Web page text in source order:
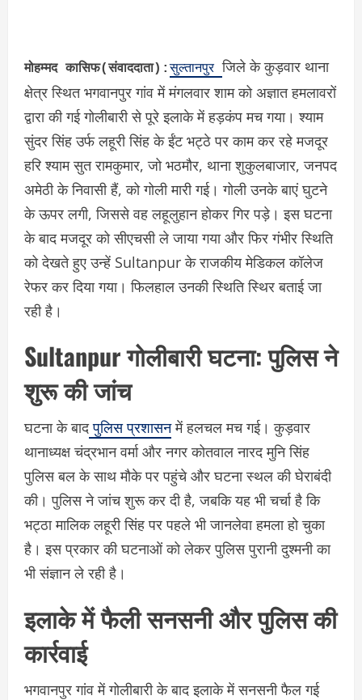
मोहम्मद कासिफ(संवाददाता):सुल्तानपुरजिले के कुड़वार थाना
क्षेत्र स्थित भगवानपुर गांव में मंगलवार शाम को अज्ञात हमलावरों
द्वारा की गई गोलीबारी से पूरे इलाके में हड़कंप मच गया। श्याम
सुंदर सिंह उर्फ लहूरी सिंह के ईंट भट्ठे पर काम कर रहे मजदूर
हरि श्याम सुत रामकुमार, जो भठमौर, थाना शुकुलबाजार, जनपद
अमेठी के निवासी हैं, को गोली मारी गई। गोली उनके बाएं घुटने
के ऊपर लगी, जिससे वह लहूलुहान होकर गिर पड़े। इस घटना
के बाद मजदूर को सीएचसी ले जाया गया और फिर गंभीर स्थिति
को देखते हुए उन्हें Sultanpur के राजकीय मेडिकल कॉलेज
रेफर कर दिया गया। फिलहाल उनकी स्थिति स्थिर बताई जा
रही है।
Sultanpur गोलीबारी घटना: पुलिस ने
शुरू की जांच
घटना के बादपुलिस प्रशासनमें हलचल मच गई। कुड़वार
थानाध्यक्ष चंद्रभान वर्मा और नगर कोतवाल नारद मुनि सिंह
पुलिस बल के साथ मौके पर पहुंचे और घटना स्थल की घेराबंदी
की। पुलिस ने जांच शुरू कर दी है, जबकि यह भी चर्चा है कि
भट्ठा मालिक लहूरी सिंह पर पहले भी जानलेवा हमला हो चुका
है। इस प्रकार की घटनाओं को लेकर पुलिस पुरानी दुश्मनी का
भी संज्ञान ले रही है।
इलाके में फैली सनसनी और पुलिस की
कार्रवाई
भगवानपुर गांव में गोलीबारी के बाद इलाके में सनसनी फैल गई